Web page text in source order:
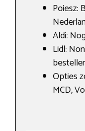
Poiesz:
Aldi:
Lidl:
Opties
MCD,